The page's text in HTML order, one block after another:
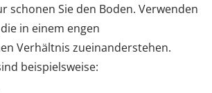
schonen Sie den Boden. Verwenden
in einem engen
Verhältnis zueinanderstehen.
beispielsweise: